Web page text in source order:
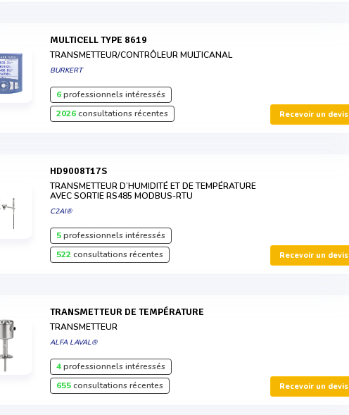
MULTICELL TYPE 8619
TRANSMETTEUR/CONTRÔLEUR MULTICANAL
BURKERT
6professionnels intéressés
2026consultations récentes Recevoir un devis
HD9008T17S
TRANSMETTEUR D’HUMIDITÉ ET DE TEMPÉRATURE
AVEC SORTIE RS485 MODBUS-RTU
C2AI®
5professionnels intéressés
522consultations récentes Recevoir un devis
TRANSMETTEUR DE TEMPÉRATURE
TRANSMETTEUR
ALFA LAVAL®
4professionnels intéressés
655consultations récentes Recevoir un devis